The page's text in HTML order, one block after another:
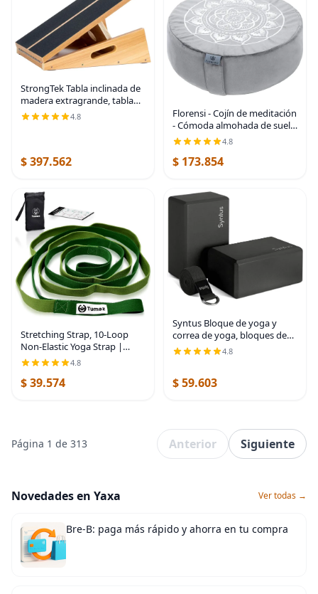
StrongTek Tabla inclinada de
madera extragrande, tabla
inclinada ajustable y
estirador de pantorrillas,
4.8
$ 397.562
Florensi - Cojín de meditación
- Cómoda almohada de suelo
- Tradicional almohada de
meditación tibetana con
hermosa cubierta de
4.8
$ 173.854
Stretching Strap, 10-Loop
Non-Elastic Yoga Strap |
Designed for stretching,
yoga, Pilates and rehab with
10 loops, durable webbing
4.8
$ 39.574
Syntus Bloque de yoga y
correa de yoga, bloques de
yoga suaves antideslizantes
de 9 x 6 x 4 pulgadas, correa
pies para
4.8
$ 59.603
Página 1 de 313 Anterior Siguiente
Novedades en Yaxa Ver todas →
Bre-B: paga más rápido y ahorra en tu compra